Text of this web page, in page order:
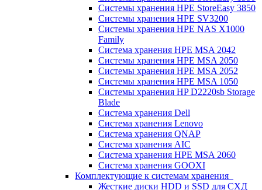
Системы хранения HPE StoreEasy 3850
Системы хранения HPE SV3200
Системы хранения HPE NAS X1000
Family
Система хранения HPE MSA 2042
Системы хранения HPE MSA 2050
Системы хранения HPE MSA 2052
Системы хранения HPE MSA 1050
Системы хранения HP D2220sb Storage
Blade
Система хранения Dell
Система хранения Lenovo
Система хранения QNAP
Система хранения AIC
Система хранения HPE MSA 2060
Система хранения GOOXI
Комплектующие к системам хранения
Жесткие диски HDD и SSD для СХД